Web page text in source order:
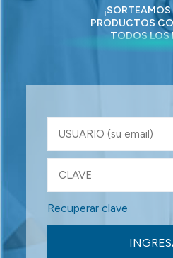
¡SORTEAMOS
PRODUCTOS
TODOS LOS
Recuperar clave